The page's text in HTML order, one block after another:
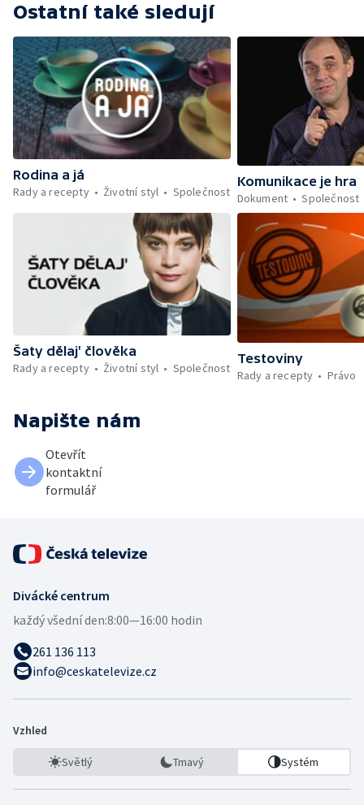
Ostatní také sledují
Rodina a já
Rady a recepty
Životní styl Společnost
Komunikace je hra
Dokument
Společnost
Šaty dělaj' člověka
Rady a recepty
Životní styl Společnost
Testoviny
Rady a recepty
Právo
Napište nám
Otevřít
kontaktní
formulář
Divácké centrum
každý všední den:8:00—16:00 hodin
261 136 113
info@ceskatelevize.cz
Vzhled
Světlý Tmavý Systém